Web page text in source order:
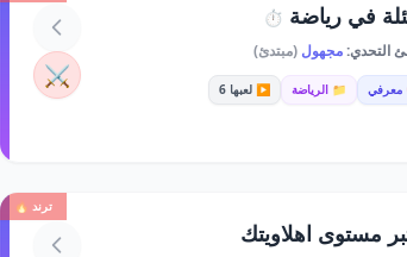
في رياضة ⏱️
التحدي:مجهول(مبتدئ)
معرفي 📁 الرياضة ▶️ لعبها 6 ⚔️
ترند 🔥
مستوى اهلاويتك